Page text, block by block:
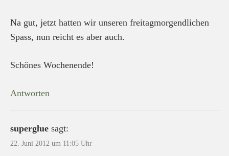
Na gut, jetzt hatten wir unseren freitagmorgendlichen
Spass, nun reicht es aber auch.
Schönes Wochenende!
Antworten
superglue sagt:
22. Juni 2012 um 11:05 Uhr